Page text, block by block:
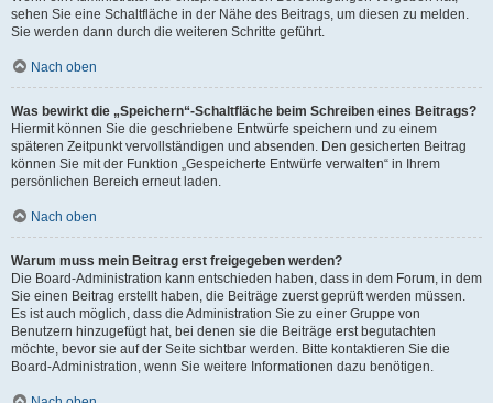
sehen Sie eine Schaltfläche in der Nähe des Beitrags, um diesen zu melden.
Sie werden dann durch die weiteren Schritte geführt.
Nach oben
Was bewirkt die „Speichern“-Schaltfläche beim Schreiben eines Beitrags?
Hiermit können Sie die geschriebene Entwürfe speichern und zu einem
späteren Zeitpunkt vervollständigen und absenden. Den gesicherten Beitrag
können Sie mit der Funktion „Gespeicherte Entwürfe verwalten“ in Ihrem
persönlichen Bereich erneut laden.
Nach oben
Warum muss mein Beitrag erst freigegeben werden?
Die Board-Administration kann entschieden haben, dass in dem Forum, in dem
Sie einen Beitrag erstellt haben, die Beiträge zuerst geprüft werden müssen.
Es ist auch möglich, dass die Administration Sie zu einer Gruppe von
Benutzern hinzugefügt hat, bei denen sie die Beiträge erst begutachten
möchte, bevor sie auf der Seite sichtbar werden. Bitte kontaktieren Sie die
Board-Administration, wenn Sie weitere Informationen dazu benötigen.